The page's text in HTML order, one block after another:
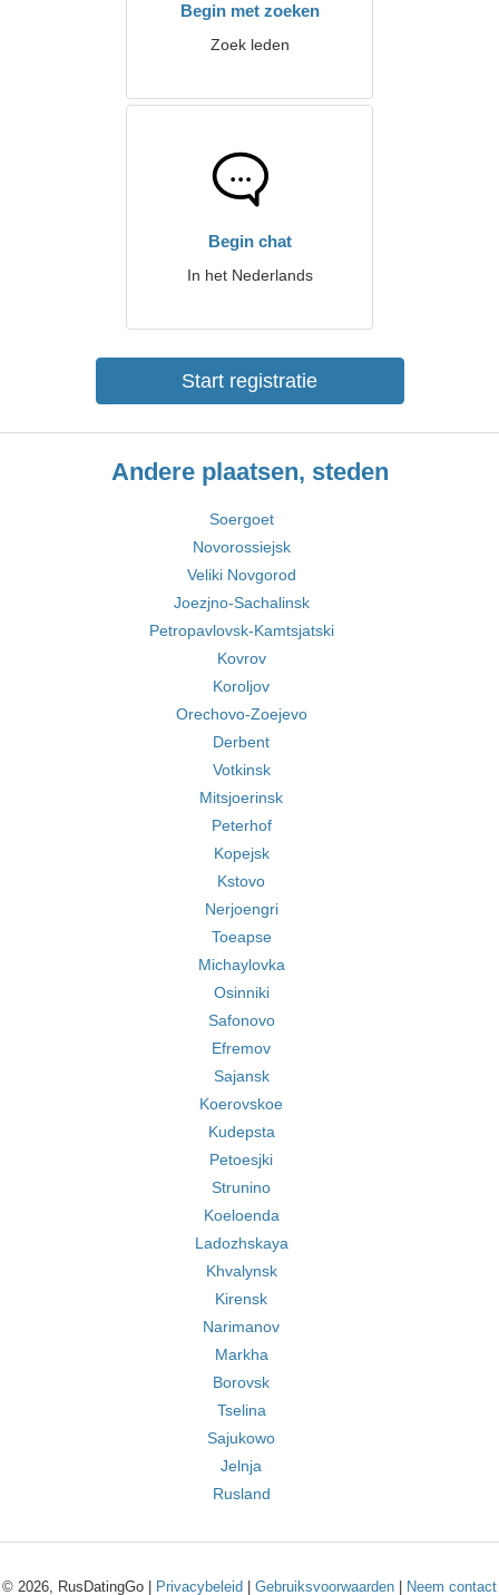
Begin met zoeken
Zoek leden
Begin chat
In het Nederlands
Start registratie
Andere plaatsen, steden
Soergoet
Novorossiejsk
Veliki Novgorod
Joezjno-Sachalinsk
Petropavlovsk-Kamtsjatski
Kovrov
Koroljov
Orechovo-Zoejevo
Derbent
Votkinsk
Mitsjoerinsk
Peterhof
Kopejsk
Kstovo
Nerjoengri
Toeapse
Michaylovka
Osinniki
Safonovo
Efremov
Sajansk
Koerovskoe
Kudepsta
Petoesjki
Strunino
Koeloenda
Ladozhskaya
Khvalynsk
Kirensk
Narimanov
Markha
Borovsk
Tselina
Sajukowo
Jelnja
Rusland
© 2026, RusDatingGo | Privacybeleid Gebruiksvoorwaarden Neem contact